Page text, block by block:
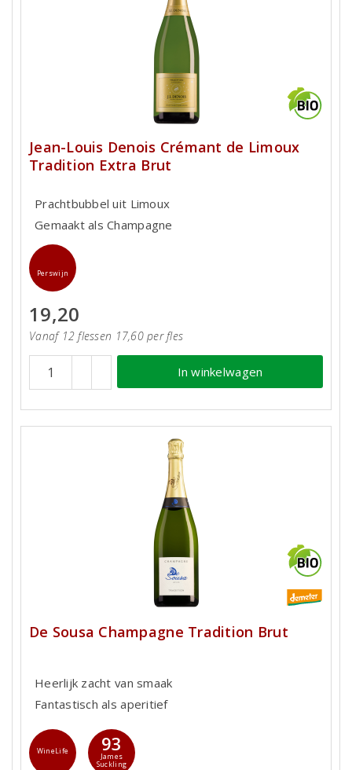
Jean-Louis Denois Crémant de Limoux
Tradition Extra Brut
Prachtbubbel uit Limoux
Gemaakt als Champagne
Perswijn
19,20
Vanaf 12 flessen 17,60 per fles
In winkelwagen
De Sousa Champagne Tradition Brut
Heerlijk zacht van smaak
Fantastisch als aperitief
WineLife 93
James
Suckling